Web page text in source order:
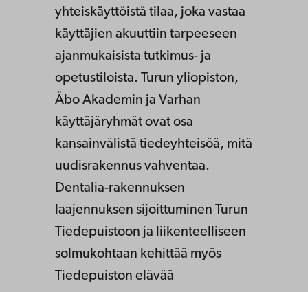
yhteiskäyttöistä tilaa, joka vastaa
käyttäjien akuuttiin tarpeeseen
ajanmukaisista tutkimus- ja
opetustiloista. Turun yliopiston,
Åbo Akademin ja Varhan
käyttäjäryhmät ovat osa
kansainvälistä tiedeyhteisöä, mitä
uudisrakennus vahventaa.
Dentalia-rakennuksen
laajennuksen sijoittuminen Turun
Tiedepuistoon ja liikenteelliseen
solmukohtaan kehittää myös
Tiedepuiston elävää